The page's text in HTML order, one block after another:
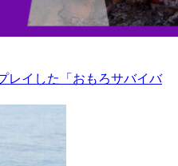
レイした「おもろサバイバ